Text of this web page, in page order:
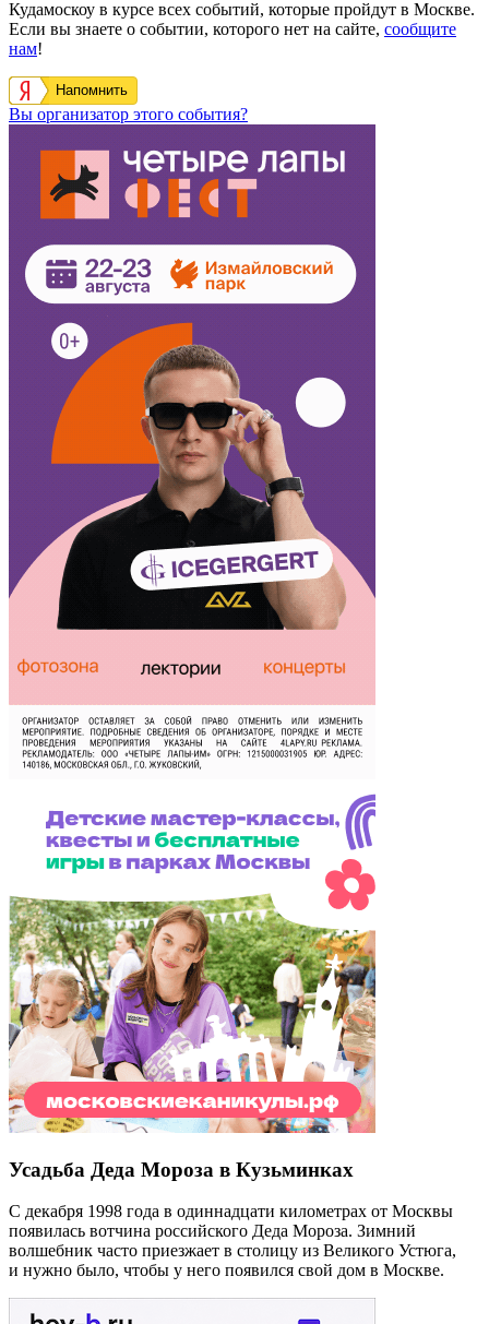
Кудамоскоу в курсе всех событий, которые пройдут в Москве.
Если вы знаете о событии, которого нет на сайте, сообщите
нам!
Напомнить
Вы организатор этого события?
Усадьба Деда Мороза в Кузьминках
С декабря 1998 года в одиннадцати километрах от Москвы
появилась вотчина российского Деда Мороза. Зимний
волшебник часто приезжает в столицу из Великого Устюга,
и нужно было, чтобы у него появился свой дом в Москве.